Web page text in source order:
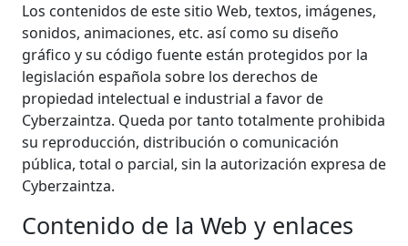
Los contenidos de este sitio Web, textos, imágenes,
sonidos, animaciones, etc. así como su diseño
gráfico y su código fuente están protegidos por la
legislación española sobre los derechos de
propiedad intelectual e industrial a favor de
Cyberzaintza. Queda por tanto totalmente prohibida
su reproducción, distribución o comunicación
pública, total o parcial, sin la autorización expresa de
Cyberzaintza.
Contenido de la Web y enlaces